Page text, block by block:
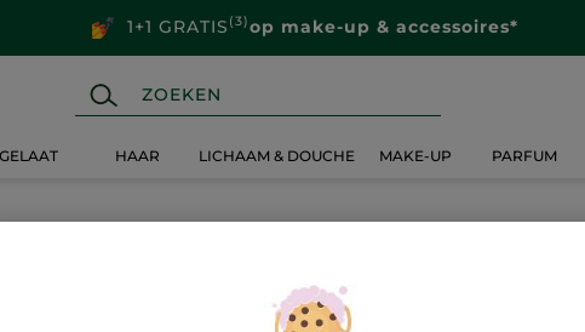
1+1 GRATIS (3)op make-up & accessoires*
GELAAT HAAR LICHAAM & DOUCHE MAKE-UP PARFUM